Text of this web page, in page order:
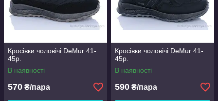
Кросівки чоловічі DeMur 41-
45р.
В наявності
570 ₴/пара
Кросівки чоловічі DeMur 41-
45р.
В наявності
590 ₴/пара